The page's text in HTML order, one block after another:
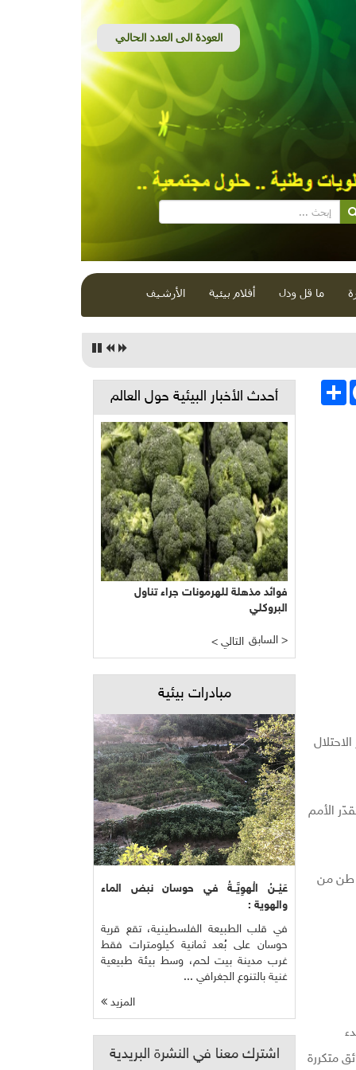
ما قل ودل أفلام بيئية الأرشيف
انشر
الأمم
"مدينة غزة تعيش كارثة صحية وبيئية كبيرة بسبب تراكم نحو 170 ألف طن من
قبل بدء
متكررة
أحدث الأخبار البيئية حول العالم
فوائد مذهلة للهرمونات جراء تناول
البروكلي
< التالي السابق >
مبادرات بيئية
عَيْــنُ الْهوِيَّــةُ في حوسان نبض الماء
والهوية :
في قلب الطبيعة الفلسطينية، تقع قرية
حوسان على بُعد ثمانية كيلومترات فقط
غرب مدينة بيت لحم، وسط بيئة طبيعية
غنية بالتنوع الجغرافي ...
المزيد
اشترك معنا في النشرة البريدية